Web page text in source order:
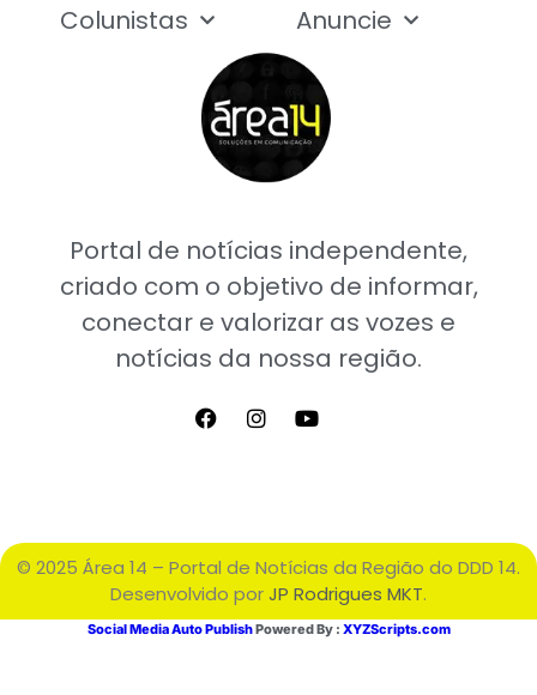
Portal de notícias independente,
criado com o objetivo de informar,
conectar e valorizar as vozes e
notícias da nossa região.
Colunistas
Anuncie
© 2025 Área 14 – Portal de Notícias da Região do DDD 14.
Desenvolvido porJP Rodrigues MKT.
Social Media Auto PublishPowered By : XYZScripts.com